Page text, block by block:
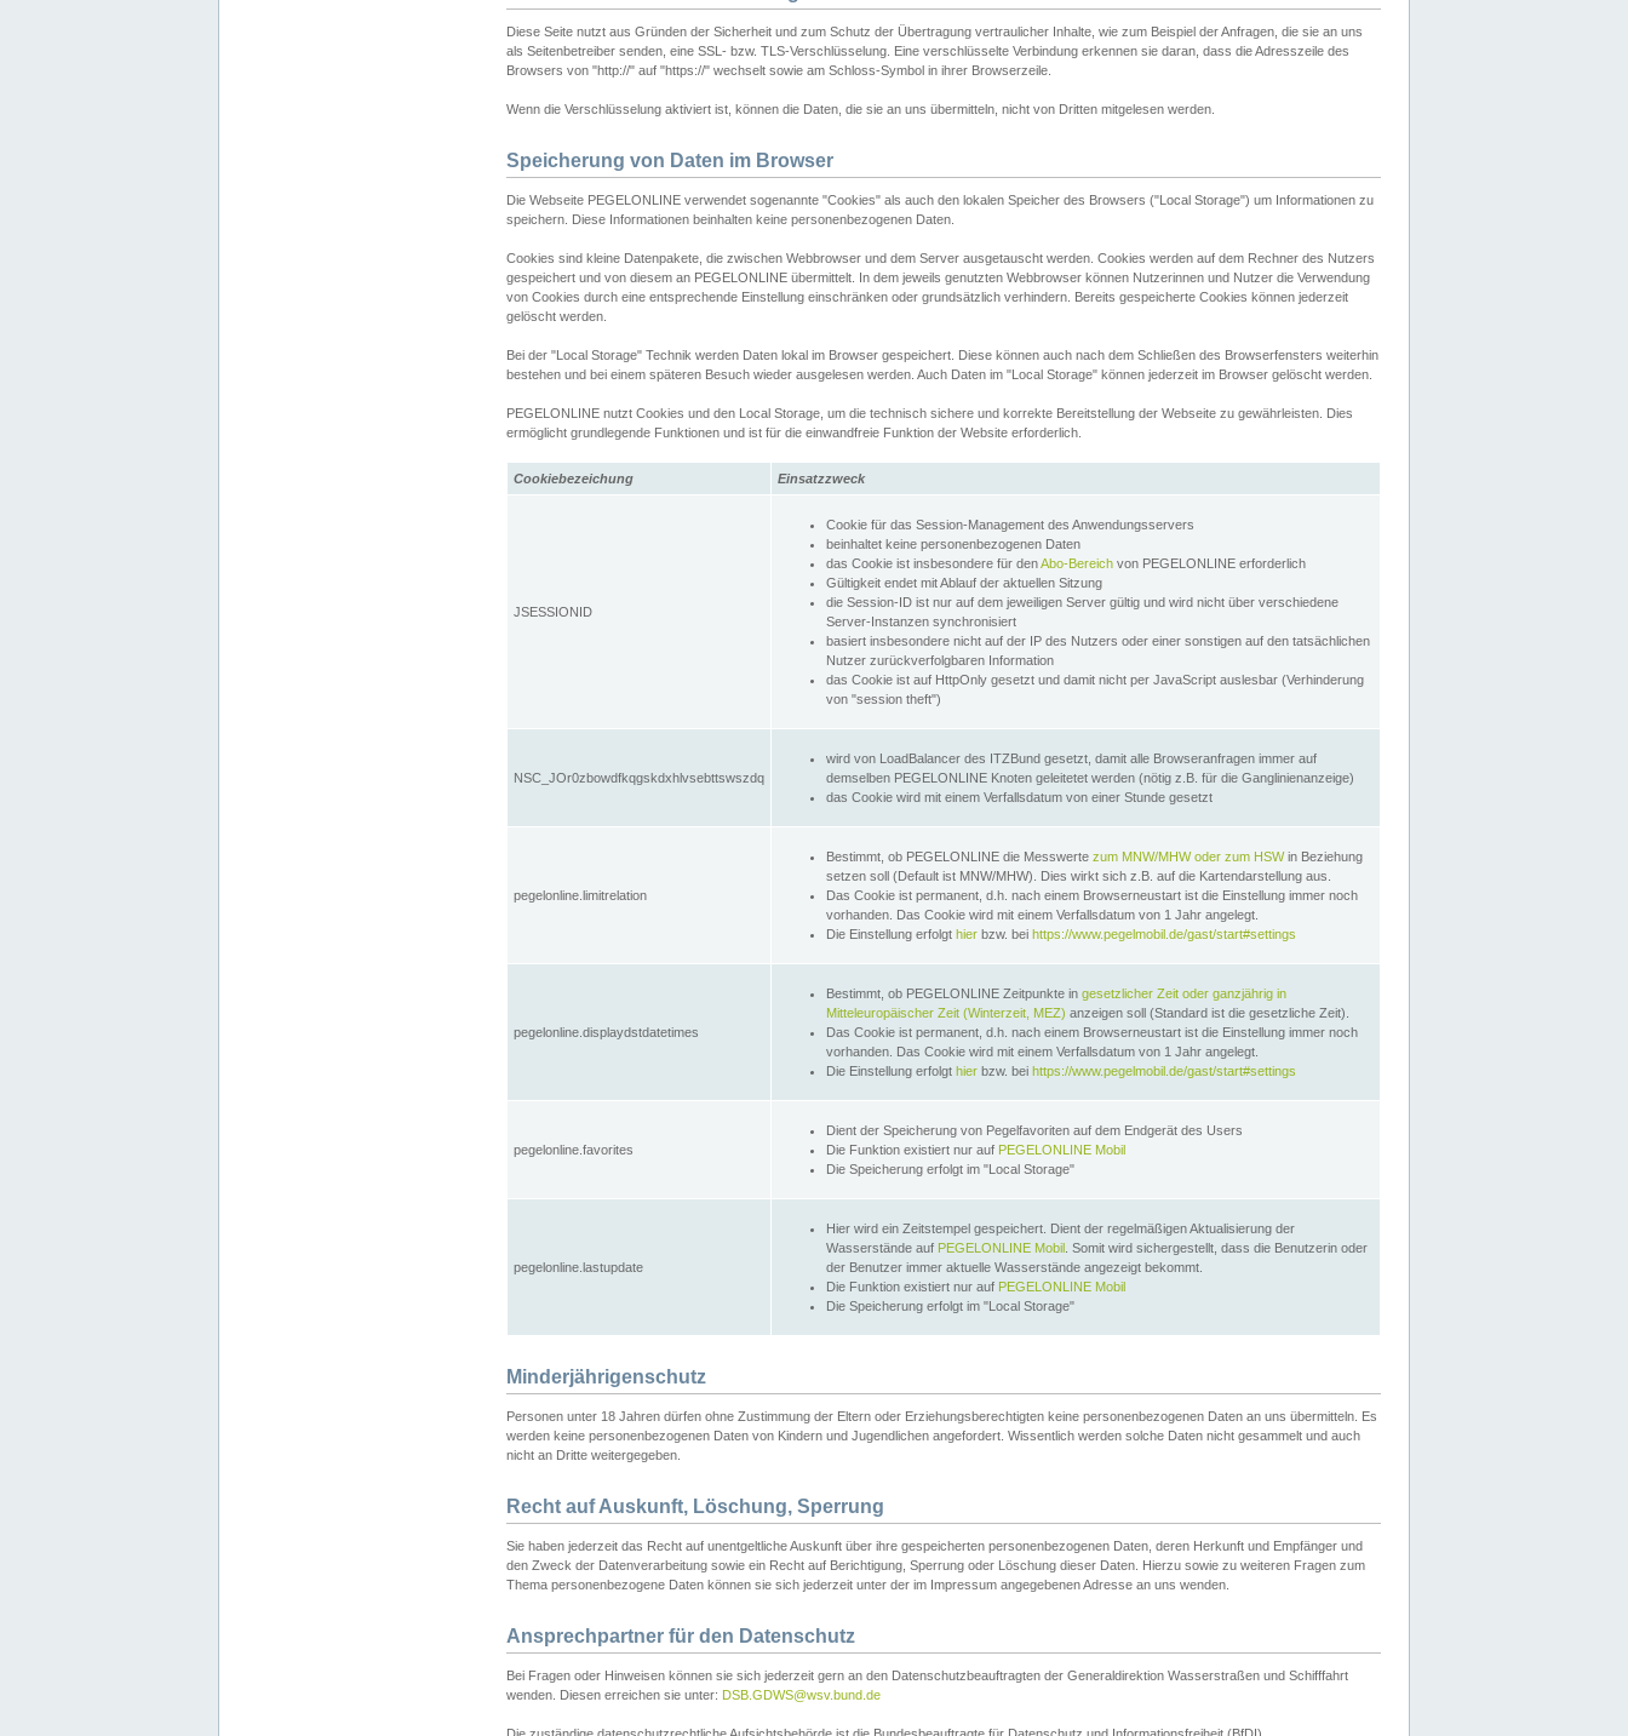
Diese Seite nutzt aus Gründen der Sicherheit und zum Schutz der Übertragung vertraulicher Inhalte, wie zum Beispiel der Anfragen, die sie an uns
als Seitenbetreiber senden, eine SSL- bzw. TLS-Verschlüsselung. Eine verschlüsselte Verbindung erkennen sie daran, dass die Adresszeile des
Browsers von "http://" auf "https://" wechselt sowie am Schloss-Symbol in ihrer Browserzeile.
Wenn die Verschlüsselung aktiviert ist, können die Daten, die sie an uns übermitteln, nicht von Dritten mitgelesen werden.
Speicherung von Daten im Browser
Die Webseite PEGELONLINE verwendet sogenannte "Cookies" als auch den lokalen Speicher des Browsers ("Local Storage") um Informationen zu
speichern. Diese Informationen beinhalten keine personenbezogenen Daten.
Cookies sind kleine Datenpakete, die zwischen Webbrowser und dem Server ausgetauscht werden. Cookies werden auf dem Rechner des Nutzers
gespeichert und von diesem an PEGELONLINE übermittelt. In dem jeweils genutzten Webbrowser können Nutzerinnen und Nutzer die Verwendung
von Cookies durch eine entsprechende Einstellung einschränken oder grundsätzlich verhindern. Bereits gespeicherte Cookies können jederzeit
gelöscht werden.
Bei der "Local Storage" Technik werden Daten lokal im Browser gespeichert. Diese können auch nach dem Schließen des Browserfensters weiterhin
bestehen und bei einem späteren Besuch wieder ausgelesen werden. Auch Daten im "Local Storage" können jederzeit im Browser gelöscht werden.
PEGELONLINE nutzt Cookies und den Local Storage, um die technisch sichere und korrekte Bereitstellung der Webseite zu gewährleisten. Dies
ermöglicht grundlegende Funktionen und ist für die einwandfreie Funktion der Website erforderlich.
Cookiebezeichung Einsatzzweck
JSESSIONID
Cookie für das Session-Management des Anwendungsservers
beinhaltet keine personenbezogenen Daten
das Cookie ist insbesondere für denAbo-Bereich von PEGELONLINE erforderlich
Gültigkeit endet mit Ablauf der aktuellen Sitzung
die Session-ID ist nur auf dem jeweiligen Server gültig und wird nicht über verschiedene
Server-Instanzen synchronisiert
basiert insbesondere nicht auf der IP des Nutzers oder einer sonstigen auf den tatsächlichen
Nutzer zurückverfolgbaren Information
das Cookie ist auf HttpOnly gesetzt und damit nicht per JavaScript auslesbar (Verhinderung
von "session theft")
NSC_JOr0zbowdfkqgskdxhlvsebttswszdq
wird von LoadBalancer des ITZBund gesetzt, damit alle Browseranfragen immer auf
demselben PEGELONLINE Knoten geleitetet werden (nötig z.B. für die Ganglinienanzeige)
das Cookie wird mit einem Verfallsdatum von einer Stunde gesetzt
pegelonline.limitrelation
Bestimmt, ob PEGELONLINE die Messwerte zum MNW/MHW oder zum HSWin Beziehung
setzen soll (Default ist MNW/MHW). Dies wirkt sich z.B. auf die Kartendarstellung aus.
Das Cookie ist permanent, d.h. nach einem Browserneustart ist die Einstellung immer noch
vorhanden. Das Cookie wird mit einem Verfallsdatum von 1 Jahr angelegt.
Die Einstellung erfolgt hier bzw. bei https://www.pegelmobil.de/gast/start#settings
pegelonline.displaydstdatetimes
Bestimmt, ob PEGELONLINE Zeitpunkte in gesetzlicher Zeit oder ganzjährig in
Mitteleuropäischer Zeit (Winterzeit, MEZ) anzeigen soll (Standard ist die gesetzliche Zeit).
Das Cookie ist permanent, d.h. nach einem Browserneustart ist die Einstellung immer noch
vorhanden. Das Cookie wird mit einem Verfallsdatum von 1 Jahr angelegt.
Die Einstellung erfolgt hier bzw. bei https://www.pegelmobil.de/gast/start#settings
pegelonline.favorites
Dient der Speicherung von Pegelfavoriten auf dem Endgerät des Users
Die Funktion existiert nur auf PEGELONLINE Mobil
Die Speicherung erfolgt im "Local Storage"
pegelonline.lastupdate
Hier wird ein Zeitstempel gespeichert. Dient der regelmäßigen Aktualisierung der
Wasserstände auf PEGELONLINE Mobil . Somit wird sichergestellt, dass die Benutzerin oder
der Benutzer immer aktuelle Wasserstände angezeigt bekommt.
Die Funktion existiert nur auf PEGELONLINE Mobil
Die Speicherung erfolgt im "Local Storage"
Minderjährigenschutz
Personen unter 18 Jahren dürfen ohne Zustimmung der Eltern oder Erziehungsberechtigten keine personenbezogenen Daten an uns übermitteln. Es
werden keine personenbezogenen Daten von Kindern und Jugendlichen angefordert. Wissentlich werden solche Daten nicht gesammelt und auch
nicht an Dritte weitergegeben.
Recht auf Auskunft, Löschung, Sperrung
Sie haben jederzeit das Recht auf unentgeltliche Auskunft über ihre gespeicherten personenbezogenen Daten, deren Herkunft und Empfänger und
den Zweck der Datenverarbeitung sowie ein Recht auf Berichtigung, Sperrung oder Löschung dieser Daten. Hierzu sowie zu weiteren Fragen zum
Thema personenbezogene Daten können sie sich jederzeit unter der im Impressum angegebenen Adresse an uns wenden.
Ansprechpartner für den Datenschutz
Bei Fragen oder Hinweisen können sie sich jederzeit gern an den Datenschutzbeauftragten der Generaldirektion Wasserstraßen und Schifffahrt
wenden. Diesen erreichen sie unter: DSB.GDWS@wsv.bund.de